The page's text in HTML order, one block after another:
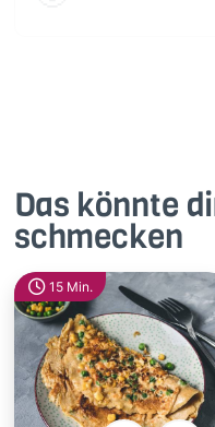
Das könnte
schmecken
15 Min.